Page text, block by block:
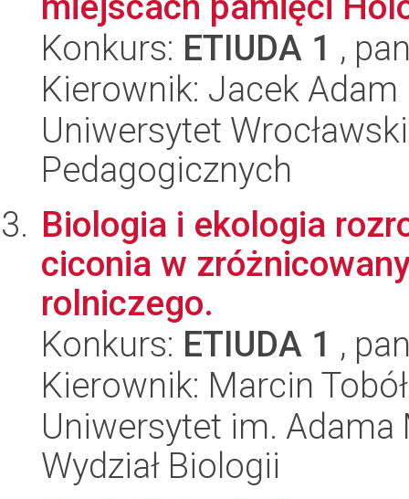
Konkurs: ETIUDA 1 ,
Kierownik: Jacek Adam
Uniwersytet
Pedagogicznych
Biologia i ekologia
ciconia w
rolniczego.
Konkurs: ETIUDA 1 ,
Kierownik: Marcin
Uniwersytet im.
Wydział Biologii